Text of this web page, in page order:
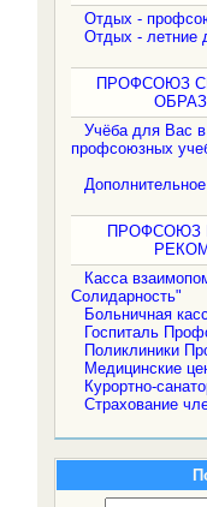
Отдых -
Отдых - летние
ПРОФСОЮЗ
Учёба для Вас
профсоюзных
ПРОФСОЮЗ
Касса
Солидарность"
Больничная
Госпиталь
Поликлиники
Медицинские
Курортно-
Страхование